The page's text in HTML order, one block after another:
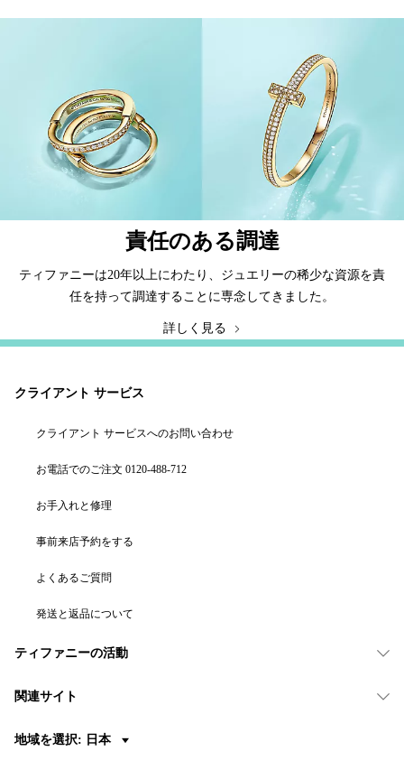
責任のある調達
ティファニーは20年以上にわたり、ジュエリーの稀少な資源を責
任を持って調達することに専念してきました。
詳しく見る
クライアント サービス
クライアント サービスへのお問い合わせ
お電話でのご注文 0120-488-712
お手入れと修理
事前来店予約をする
よくあるご質問
発送と返品について
ティファニーの活動
関連サイト
地域を選択: 日本